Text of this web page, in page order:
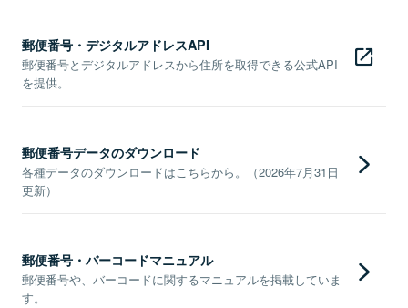
郵便番号・デジタルアドレスAPI
郵便番号とデジタルアドレスから住所を取得できる公式API
を提供。
郵便番号データのダウンロード
各種データのダウンロードはこちらから。（2026年7月31日
更新）
郵便番号・バーコードマニュアル
郵便番号や、バーコードに関するマニュアルを掲載していま
す。